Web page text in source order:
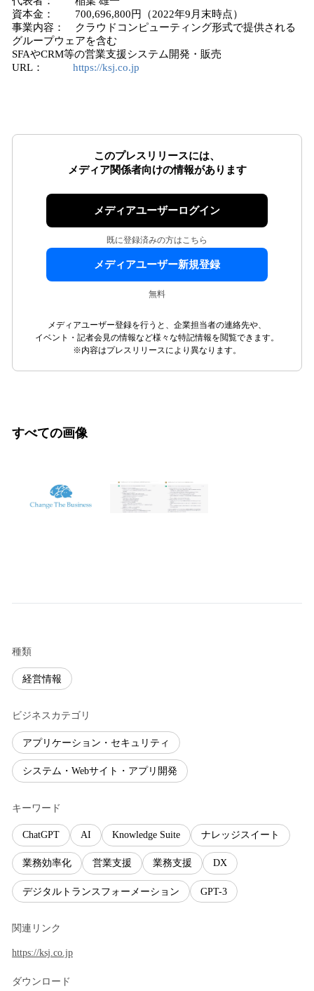
資本金： 700,696,800円（2022年9月末時点）
事業内容： クラウドコンピューティング形式で提供される
グループウェアを含む
SFAやCRM等の営業支援システム開発・販売
URL： https://ksj.co.jp
このプレスリリースには、
メディア関係者向けの情報があります
メディアユーザーログイン
既に登録済みの方はこちら
メディアユーザー新規登録
無料
メディアユーザー登録を行うと、企業担当者の連絡先や、
イベント・記者会見の情報など様々な特記情報を閲覧できます。
※内容はプレスリリースにより異なります。
すべての画像
種類
経営情報
ビジネスカテゴリ
アプリケーション・セキュリティ
システム・Webサイト・アプリ開発
キーワード
ChatGPT AI Knowledge Suite ナレッジスイート
業務効率化 営業支援 業務支援 DX
デジタルトランスフォーメーション GPT-3
関連リンク
https://ksj.co.jp
ダウンロード